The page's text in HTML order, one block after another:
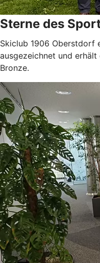
Sterne des
Skiclub 1906 Oberstdorf
ausgezeichnet und
Bronze.